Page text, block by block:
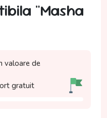
"Masha
valoare de
gratuit